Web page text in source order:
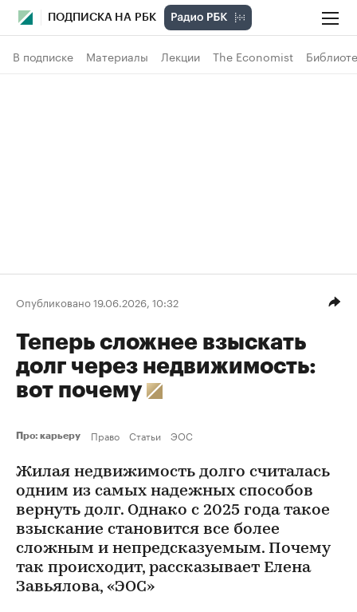
ПОДПИСКА НА РБК
В подписке Материалы Лекции The Economist
Опубликовано 19.06.2026, 10:32
Теперь сложнее взыскать
долг через недвижимость:
вот почему
Про: карьеру Право Статьи ЭОС
Жилая недвижимость долго считалась
одним из самых надежных способов
вернуть долг. Однако с 2025 года такое
взыскание становится все более
сложным и непредсказуемым. Почему
так происходит, рассказывает Елена
Завьялова, «ЭОС»